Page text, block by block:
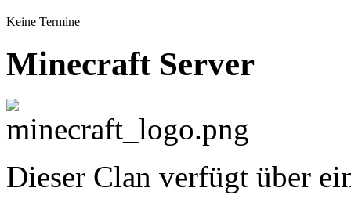
Keine Termine
Minecraft Server
Dieser Clan verfügt über